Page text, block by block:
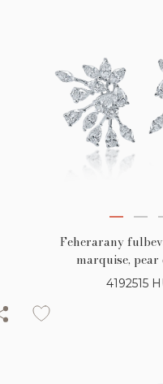
Feherarany
marquise, pear
4192515